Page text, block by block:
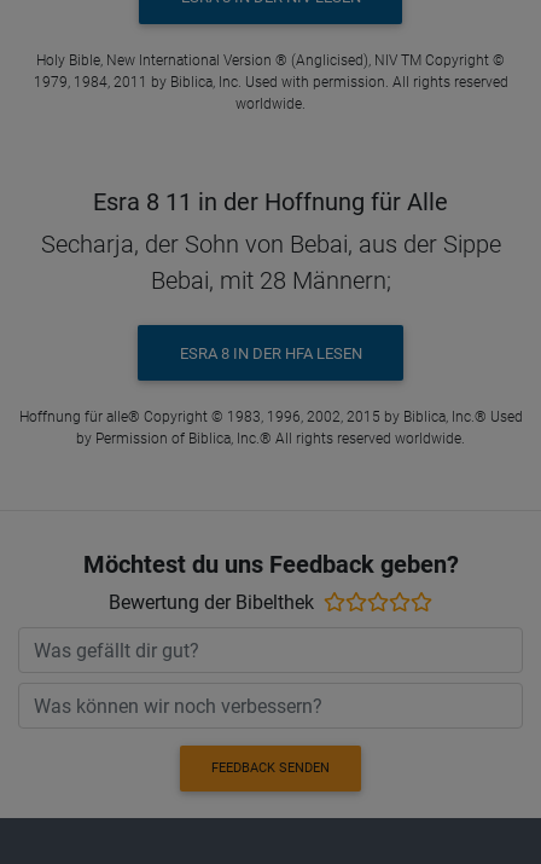
Holy Bible, New International Version ® (Anglicised), NIV TM Copyright ©
1979, 1984, 2011 by Biblica, Inc. Used with permission. All rights reserved
worldwide.
Esra 8 11 in der Hoffnung für Alle
Secharja, der Sohn von Bebai, aus der Sippe
Bebai, mit 28 Männern;
ESRA 8 IN DER HFA LESEN
Hoffnung für alle® Copyright © 1983, 1996, 2002, 2015 by Biblica, Inc.® Used
by Permission of Biblica, Inc.® All rights reserved worldwide.
Möchtest du uns Feedback geben?
Bewertung der Bibelthek
FEEDBACK SENDEN